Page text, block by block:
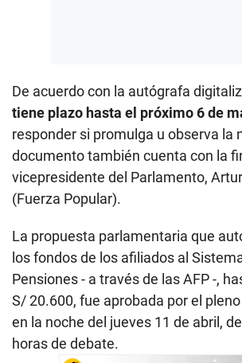
De acuerdo con la autógrafa
tiene plazo hasta el próximo 6 de
responder si promulga u observa la
documento también cuenta con la
vicepresidente del Parlamento,
(Fuerza Popular).
La propuesta parlamentaria que
los fondos de los afiliados al
Pensiones - a través de las AFP -,
S/ 20.600, fue aprobada por el
en la noche del jueves 11 de abril,
horas de debate.